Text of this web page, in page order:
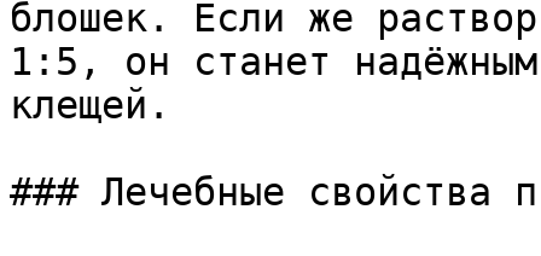
блошек. Если же
1:5, он станет
клещей.
### Лечебные свойства